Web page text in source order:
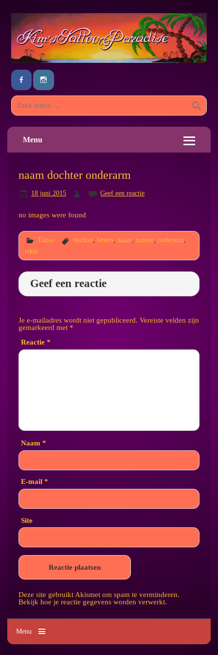
Menu
naam dochter onderarm
18 juni 2015 Geef een reactie
no images were found
Tattoo dochter, letters, naam namen onderarm
tekst
Geef een reactie
Je e-mailadres wordt niet gepubliceerd. Vereiste velden zijn
gemarkeerd met *
Reactie *
Naam *
E-mail *
Site
Deze site gebruikt Akismet om spam te verminderen.
Bekijk hoe je reactie gegevens worden verwerkt.
Menu